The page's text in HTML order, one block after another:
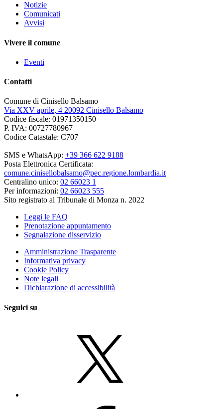
Notizie
Comunicati
Avvisi
Vivere il comune
Eventi
Contatti
Comune di Cinisello Balsamo
Via XXV aprile, 4 20092 Cinisello Balsamo
Codice fiscale: 01971350150
P. IVA: 00727780967
Codice Catastale: C707
SMS e WhatsApp: +39 366 622 9188
Posta Elettronica Certificata:
comune.cinisellobalsamo@pec.regione.lombardia.it
Centralino unico: 02 66023 1
Per informazioni: 02 66023 555
Sito registrato al Tribunale di Monza n. 2022
Leggi le FAQ
Prenotazione appuntamento
Segnalazione disservizio
Amministrazione Trasparente
Informativa privacy
Cookie Policy
Note legali
Dichiarazione di accessibilità
Seguici su